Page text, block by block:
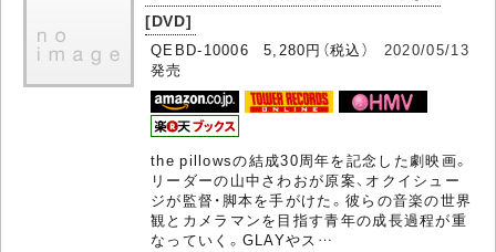
[DVD]
QEBD-10006 5,280円（税込） 2020/05/13
発売
the pillowsの結成30周年を記念した劇映画。
リーダーの山中さわおが原案、オクイシュー
ジが監督・脚本を手がけた。彼らの音楽の世界
観とカメラマンを目指す青年の成長過程が重
なっていく。GLAYやス…